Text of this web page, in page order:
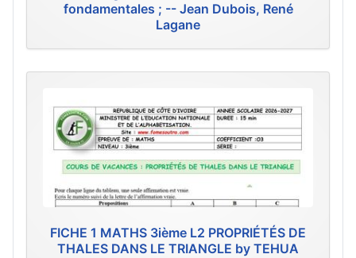
fondamentales ; -- Jean Dubois, René
Lagane
FICHE 1 MATHS 3ième L2 PROPRIÉTÉS DE
THALES DANS LE TRIANGLE by TEHUA